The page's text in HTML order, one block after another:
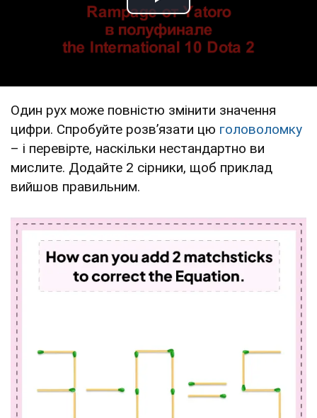
Play Video
Один рух може повністю змінити значення
цифри. Спробуйте розв’язати цю головоломку
– і перевірте, наскільки нестандартно ви
мислите. Додайте 2 сірники, щоб приклад
вийшов правильним.